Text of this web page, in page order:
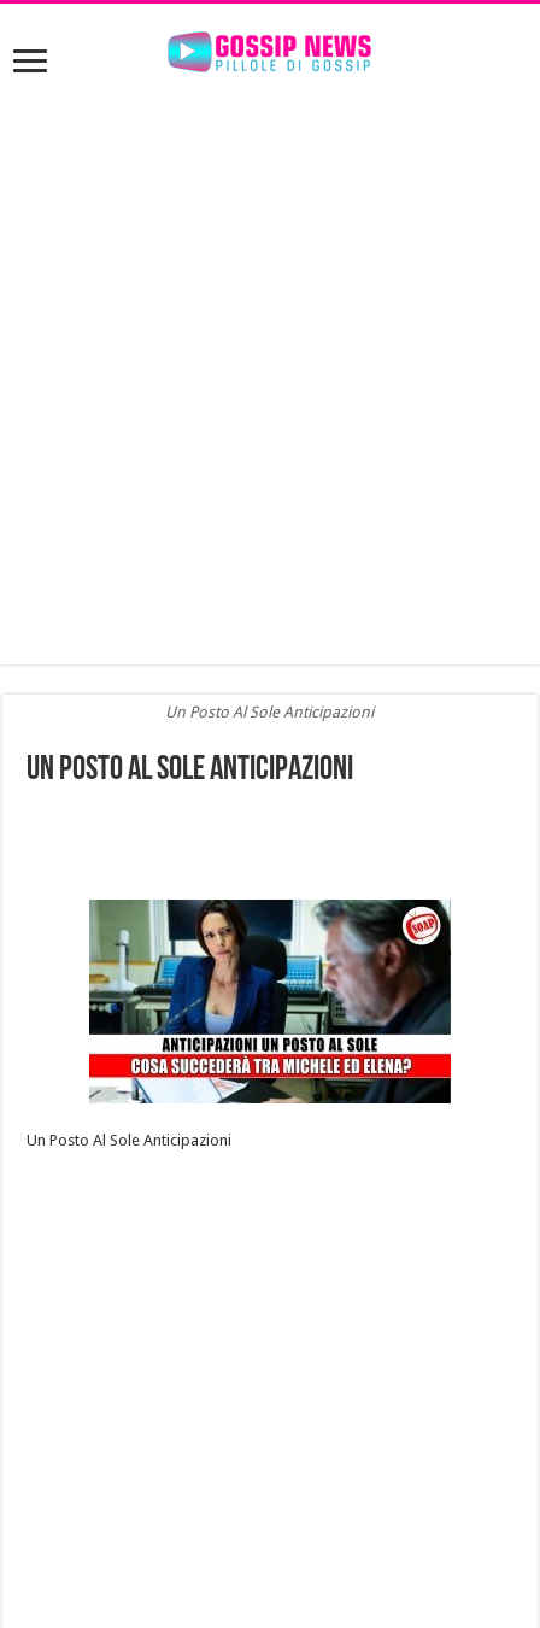
Un Posto Al Sole Anticipazioni
Un Posto Al Sole Anticipazioni
Un Posto Al Sole Anticipazioni